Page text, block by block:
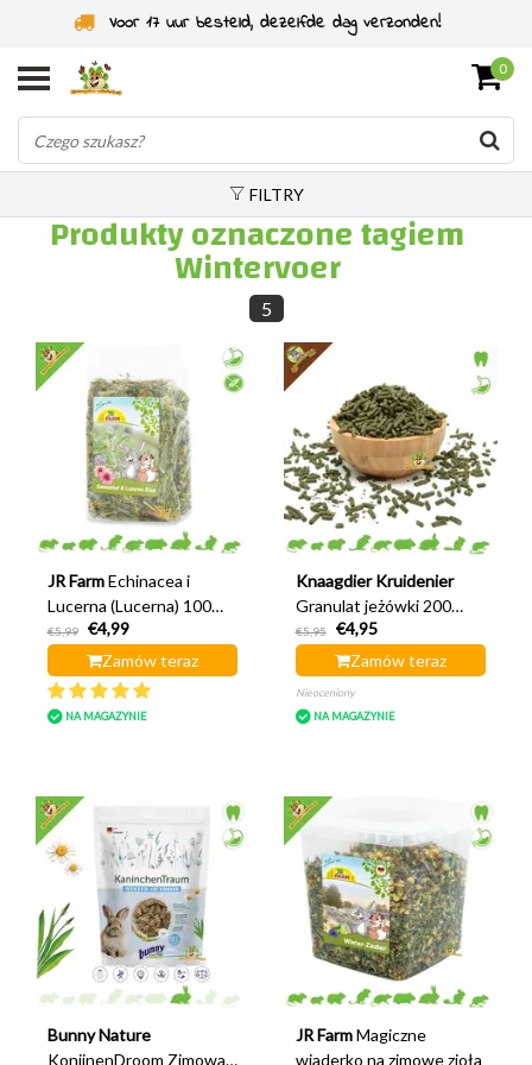
Voor 17 uur besteld, dezelfde dag verzonden!
0
FILTRY
Produkty oznaczone tagiem
Wintervoer
5
JR Farm Echinacea i
Lucerna (Lucerna) 100
gramów
€5,99
€4,99
Zamów teraz
NA MAGAZYNIE
Knaagdier Kruidenier
Granulat jeżówki 200
gramów
€5,95
€4,95
Zamów teraz
Nieoceniony
NA MAGAZYNIE
Bunny Nature
KonijnenDroom Zimowa
JR Farm Magiczne
wiaderko na zimowe zioła